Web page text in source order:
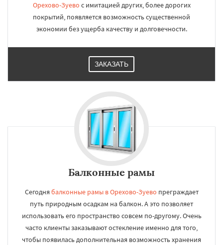
Орехово-Зуево с имитацией других, более дорогих
покрытий, появляется возможность существенной
экономии без ущерба качеству и долговечности.
ЗАКАЗАТЬ
Балконные рамы
Сегодня балконные рамы в Орехово-Зуево преграждает
путь природным осадкам на балкон. А это позволяет
использовать его пространство совсем по-другому. Очень
часто клиенты заказывают остекление именно для того,
чтобы появилась дополнительная возможность хранения